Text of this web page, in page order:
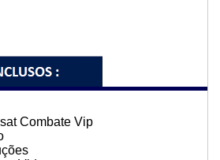
Combate Vip